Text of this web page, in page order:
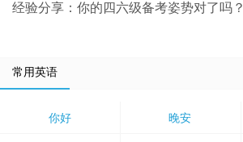
经验分享：你的四六级备考姿势对了吗？
常用英语
你好 晚安